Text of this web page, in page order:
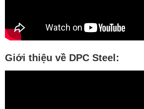
Giới thiệu về DPC Steel: